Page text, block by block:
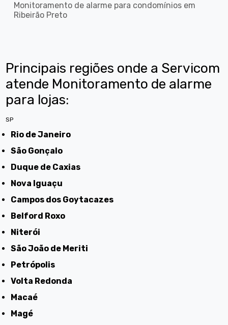
Monitoramento de alarme para condomínios em
Ribeirão Preto
Principais regiões onde a Servicom
atende Monitoramento de alarme
para lojas:
SP
Rio de Janeiro
São Gonçalo
Duque de Caxias
Nova Iguaçu
Campos dos Goytacazes
Belford Roxo
Niterói
São João de Meriti
Petrópolis
Volta Redonda
Macaé
Magé